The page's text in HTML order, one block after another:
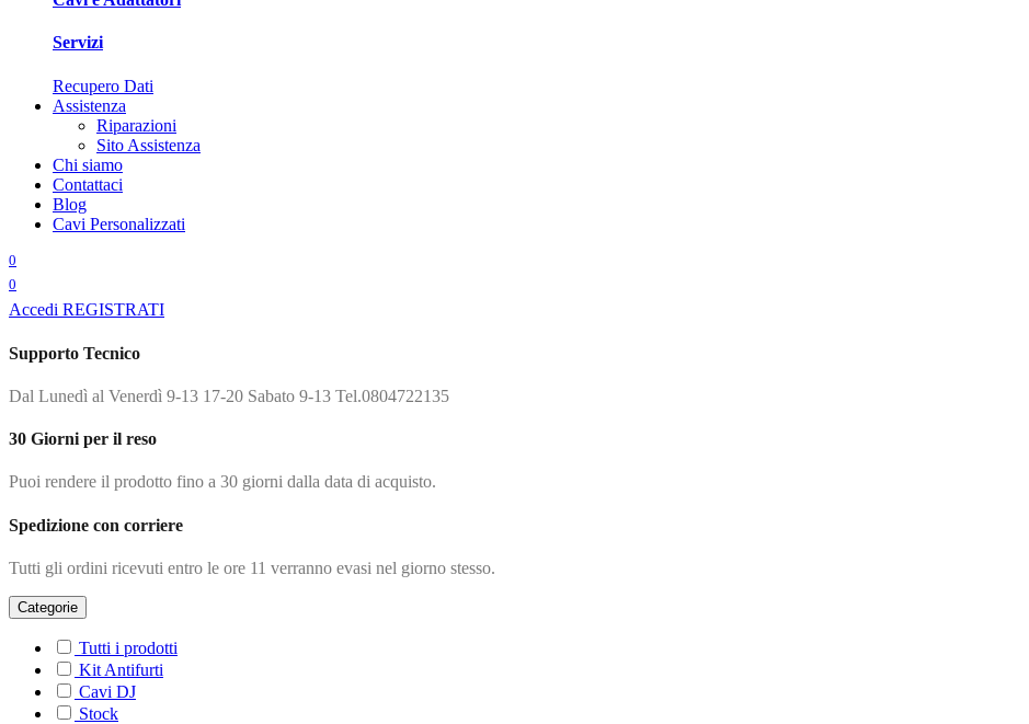
Servizi
Recupero Dati
Assistenza
Riparazioni
Sito Assistenza
Chi siamo
Contattaci
Blog
Cavi Personalizzati
0
0
Accedi REGISTRATI
Supporto Tecnico
Dal Lunedì al Venerdì 9-13 17-20 Sabato 9-13 Tel.0804722135
30 Giorni per il reso
Puoi rendere il prodotto fino a 30 giorni dalla data di acquisto.
Spedizione con corriere
Tutti gli ordini ricevuti entro le ore 11 verranno evasi nel giorno stesso.
Categorie
Tutti i prodotti
Kit Antifurti
Cavi DJ
Stock